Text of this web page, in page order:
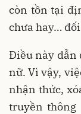
còn tồn tại
chưa hay…
Điều này dẫn
nữ. Vì vậy,
nhận thức,
truyền thông